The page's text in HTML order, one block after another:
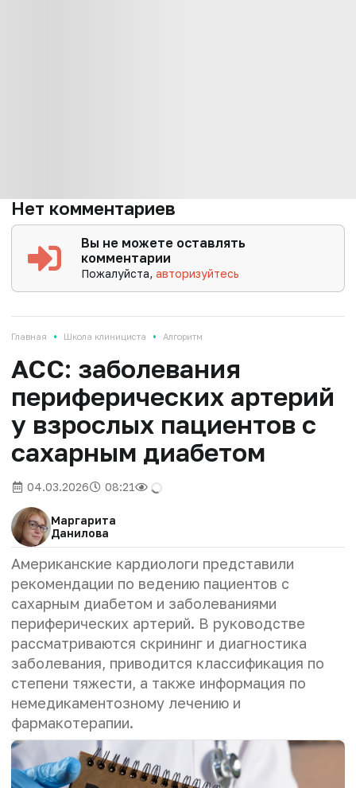
Нет комментариев
Вы не можете оставлять
комментарии
Пожалуйста,авторизуйтесь
Главная • Школа клинициста • Алгоритм
ACC: заболевания
периферических артерий
у взрослых пациентов с
сахарным диабетом
04.03.2026 08:21
Маргарита
Данилова
Американские кардиологи представили
рекомендации по ведению пациентов с
сахарным диабетом и заболеваниями
периферических артерий. В руководстве
рассматриваются скрининг и диагностика
заболевания, приводится классификация по
степени тяжести, а также информация по
немедикаментозному лечению и
фармакотерапии.